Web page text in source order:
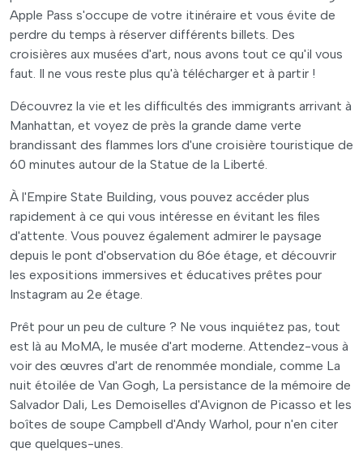
Apple Pass s'occupe de votre itinéraire et vous évite de
perdre du temps à réserver différents billets. Des
croisières aux musées d'art, nous avons tout ce qu'il vous
faut. Il ne vous reste plus qu'à télécharger et à partir !
Découvrez la vie et les difficultés des immigrants arrivant à
Manhattan, et voyez de près la grande dame verte
brandissant des flammes lors d'une croisière touristique de
60 minutes autour de la Statue de la Liberté.
À l'Empire State Building, vous pouvez accéder plus
rapidement à ce qui vous intéresse en évitant les files
d'attente. Vous pouvez également admirer le paysage
depuis le pont d'observation du 86e étage, et découvrir
les expositions immersives et éducatives prêtes pour
Instagram au 2e étage.
Prêt pour un peu de culture ? Ne vous inquiétez pas, tout
est là au MoMA, le musée d'art moderne. Attendez-vous à
voir des œuvres d'art de renommée mondiale, comme La
nuit étoilée de Van Gogh, La persistance de la mémoire de
Salvador Dali, Les Demoiselles d'Avignon de Picasso et les
boîtes de soupe Campbell d'Andy Warhol, pour n'en citer
que quelques-unes.